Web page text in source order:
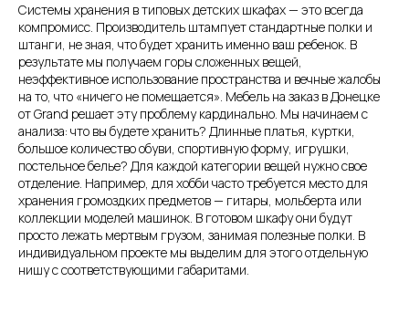
Системы хранения в типовых детских шкафах — это всегда
компромисс. Производитель штампует стандартные полки и
штанги, не зная, что будет хранить именно ваш ребенок. В
результате мы получаем горы сложенных вещей,
неэффективное использование пространства и вечные жалобы
на то, что «ничего не помещается». Мебель на заказ в Донецке
от Grand решает эту проблему кардинально. Мы начинаем с
анализа: что вы будете хранить? Длинные платья, куртки,
большое количество обуви, спортивную форму, игрушки,
постельное белье? Для каждой категории вещей нужно свое
отделение. Например, для хобби часто требуется место для
хранения громоздких предметов — гитары, мольберта или
коллекции моделей машинок. В готовом шкафу они будут
просто лежать мертвым грузом, занимая полезные полки. В
индивидуальном проекте мы выделим для этого отдельную
нишу с соответствующими габаритами.